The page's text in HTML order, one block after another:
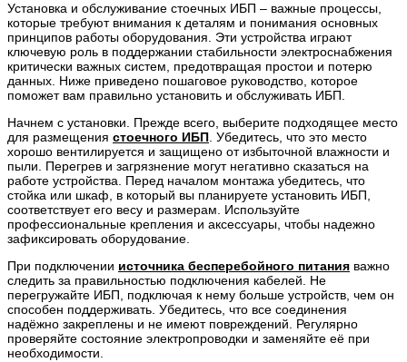
Установка и обслуживание стоечных ИБП – важные процессы,
которые требуют внимания к деталям и понимания основных
принципов работы оборудования. Эти устройства играют
ключевую роль в поддержании стабильности электроснабжения
критически важных систем, предотвращая простои и потерю
данных. Ниже приведено пошаговое руководство, которое
поможет вам правильно установить и обслуживать ИБП.
Начнем с установки. Прежде всего, выберите подходящее место
для размещения стоечного ИБП . Убедитесь, что это место
хорошо вентилируется и защищено от избыточной влажности и
пыли. Перегрев и загрязнение могут негативно сказаться на
работе устройства. Перед началом монтажа убедитесь, что
стойка или шкаф, в который вы планируете установить ИБП,
соответствует его весу и размерам. Используйте
профессиональные крепления и аксессуары, чтобы надежно
зафиксировать оборудование.
При подключении источника бесперебойного питания важно
следить за правильностью подключения кабелей. Не
перегружайте ИБП, подключая к нему больше устройств, чем он
способен поддерживать. Убедитесь, что все соединения
надёжно закреплены и не имеют повреждений. Регулярно
проверяйте состояние электропроводки и заменяйте её при
необходимости.